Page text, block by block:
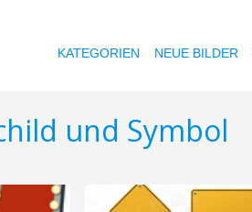
KATEGORIEN NEUE BILDER
und Symbol